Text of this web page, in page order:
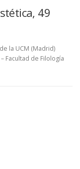
49
la UCM (Madrid)
Facultad de Filología